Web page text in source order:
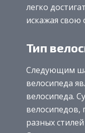
легко
искажая свою
Тип
Следующим
велосипеда
велосипеда.
велосипедов,
разных